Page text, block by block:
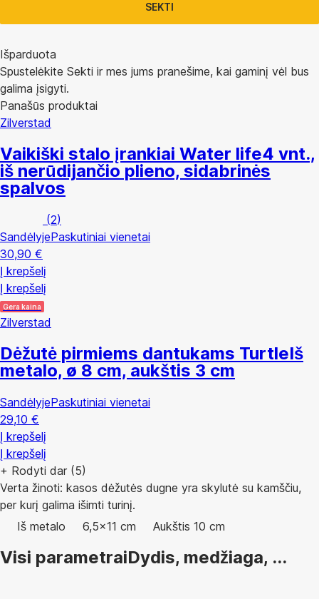
SEKTI
Išparduota
Spustelėkite Sekti ir mes jums pranešime, kai gaminį vėl bus
galima įsigyti.
Panašūs produktai
Zilverstad
Vaikiški stalo įrankiai Water life4 vnt.,
iš nerūdijančio plieno, sidabrinės
spalvos
(2)
SandėlyjePaskutiniai vienetai
30,90 €
Į krepšelį
Į krepšelį
Gera kaina
Zilverstad
Dėžutė pirmiems dantukams TurtleIš
metalo, ø 8 cm, aukštis 3 cm
SandėlyjePaskutiniai vienetai
29,10 €
Į krepšelį
Į krepšelį
+ Rodyti dar (5)
Verta žinoti: kasos dėžutės dugne yra skylutė su kamščiu,
per kurį galima išimti turinį.
Iš metalo
6,5x11 cm Aukštis 10 cm
Visi parametraiDydis, medžiaga, ...